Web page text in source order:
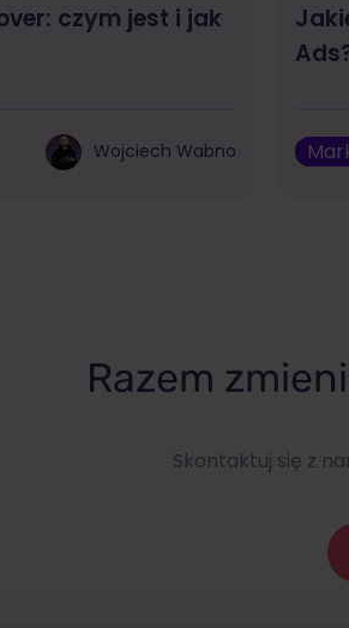
czym jest i jak
Wojciech Wabno
Razem
Skontaktuj się z